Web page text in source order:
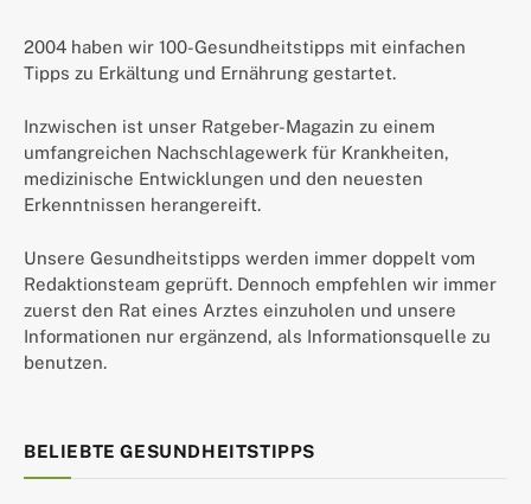
2004 haben wir 100-Gesundheitstipps mit einfachen
Tipps zu Erkältung und Ernährung gestartet.
Inzwischen ist unser Ratgeber-Magazin zu einem
umfangreichen Nachschlagewerk für Krankheiten,
medizinische Entwicklungen und den neuesten
Erkenntnissen herangereift.
Unsere Gesundheitstipps werden immer doppelt vom
Redaktionsteam geprüft. Dennoch empfehlen wir immer
zuerst den Rat eines Arztes einzuholen und unsere
Informationen nur ergänzend, als Informationsquelle zu
benutzen.
BELIEBTE GESUNDHEITSTIPPS